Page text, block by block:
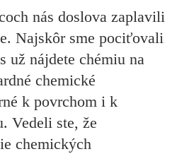
nás doslova zaplavili
Najskôr sme pociťovali
už nájdete chémiu na
chemické
k povrchom i k
Vedeli ste, že
chemických